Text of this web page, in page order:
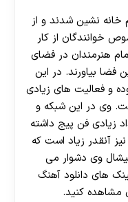
خانه نشین شدند و از
خوانندگان از کار
هنرمندان در فضای
فضا بیاورند. در این
و فعالیت های زیادی
وی در این شبکه و
زیادی فن پیج داشته
آنقدر زیاد است که
وی دشوار می
های دانلود آهنگ
مشاهده کنید.